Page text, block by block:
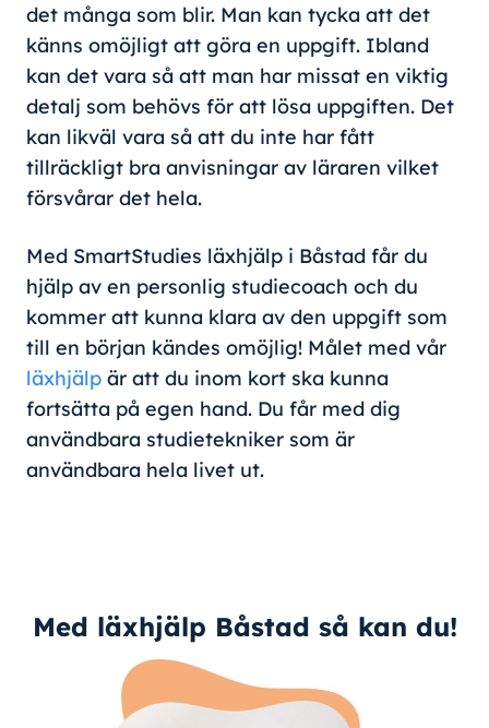
det många som blir. Man kan tycka att det
känns omöjligt att göra en uppgift. Ibland
kan det vara så att man har missat en viktig
detalj som behövs för att lösa uppgiften. Det
kan likväl vara så att du inte har fått
tillräckligt bra anvisningar av läraren vilket
försvårar det hela.
Med SmartStudies läxhjälp i Båstad får du
hjälp av en personlig studiecoach och du
kommer att kunna klara av den uppgift som
till en början kändes omöjlig! Målet med vår
läxhjälp är att du inom kort ska kunna
fortsätta på egen hand. Du får med dig
användbara studietekniker som är
användbara hela livet ut.
Med läxhjälp Båstad så kan du!